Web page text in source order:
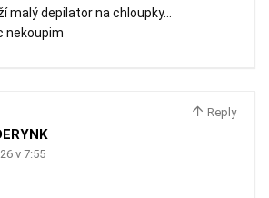
malý depilator na chloupky…
nekoupim
Reply
v 7:55